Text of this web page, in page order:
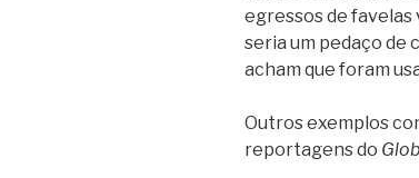
egressos de
seria um pedaço de
acham que foram
Outros exemplos
reportagens do